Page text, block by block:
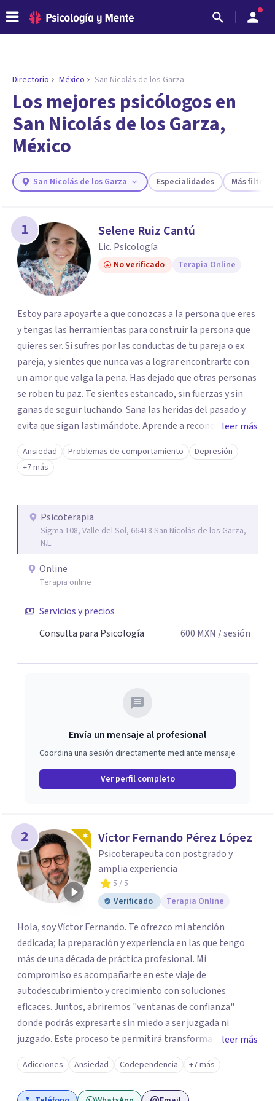
ENCONTRAR MI TERAPEUTA
¿Necesitas ayuda para encontrar el
psicólogo adecuado?
Responde a unas breves preguntas y te ofreceremos
los profesionales que más se ajustan a tus
Responder cuestionario
Directorio México San Nicolás de los Garza
Los mejores psicólogos en
San Nicolás de los Garza,
México
San Nicolás de los Garza Especialidades Más filtros
1 Selene Ruiz Cantú
Lic. Psicología
No verificado Terapia Online
Estoy para apoyarte a que conozcas a la persona que eres
y tengas las herramientas para construir la persona que
quieres ser. Si sufres por las conductas de tu pareja o ex
pareja, y sientes que nunca vas a lograr encontrarte con
un amor que valga la pena. Has dejado que otras personas
se roben tu paz. Te sientes estancado, sin fuerzas y sin
ganas de seguir luchando. Sana las heridas del pasado y
evita que sigan lastimándote. Aprende a reconocer y
comunicar lo que es importante para ti sin herir a los
demás. sintiéndote bien contigo mismo y con tus
decisiones. Reconstruye tu autoconfianza y tu valor.
leer más
Ansiedad Problemas de comportamiento
Depresión
+7 más
Psicoterapia
Sigma 108, Valle del Sol, 66418 San Nicolás de los Garza,
N.L.
Online
Terapia online
Servicios y precios
Consulta para Psicología
600 MXN / sesión
Envía un mensaje al profesional
Coordina una sesión directamente mediante mensaje
Ver perfil completo
2 Víctor Fernando Pérez López
Psicoterapeuta con postgrado y
amplia experiencia
5 / 5
Verificado
Terapia Online
Hola, soy Víctor Fernando. Te ofrezco mi atención
dedicada; la preparación y experiencia en las que tengo
más de una década de práctica profesional. Mi
compromiso es acompañarte en este viaje de
autodescubrimiento y crecimiento con soluciones
eficaces. Juntos, abriremos "ventanas de confianza"
donde podrás expresarte sin miedo a ser juzgada ni
juzgado. Este proceso te permitirá transformar el dolor
en crecimiento, construir relaciones más sanas y
conscientes, y vivir una vida con mayor plenitud.
Recuerda, el camino hacia el bienestar es un proceso
leer más
Adicciones Ansiedad Codependencia +7 más